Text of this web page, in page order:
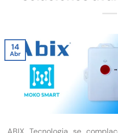
14
Abr